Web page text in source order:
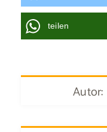
teilen
Autor: